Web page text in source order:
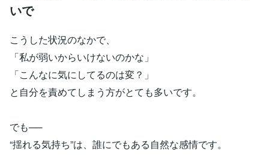
いで
こうした状況のなかで、
「私が弱いからいけないのかな」
「こんなに気にしてるのは変？」
と自分を責めてしまう方がとても多いです。
でも──
“揺れる気持ち”は、誰にでもある自然な感情です。